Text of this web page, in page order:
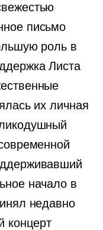
письмо
роль в
Листа
их личная
начало в
недавно
концерт